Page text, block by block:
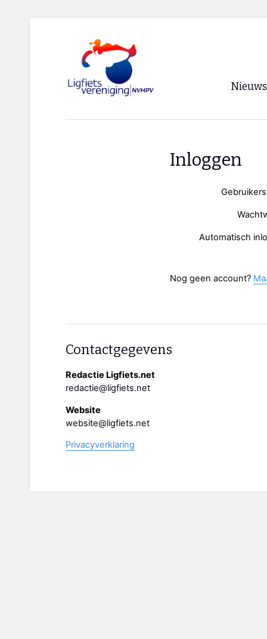
Nieuws
Inloggen
Automatisch
Nog geen account?
Contactgegevens
Redactie Ligfiets.net
redactie@ligfiets.net
Website
website@ligfiets.net
Privacyverklaring